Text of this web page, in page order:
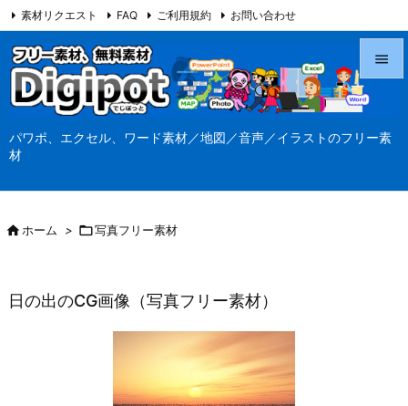
パワポ、エクセル、ワード素材／地図／音声／イラストのフリー素
材



素材リクエスト FAQ ご利用規約 お問い合わせ
当サイト（Digipot.net）について
ホーム > 写真フリー素材
日の出のCG画像（写真フリー素材）